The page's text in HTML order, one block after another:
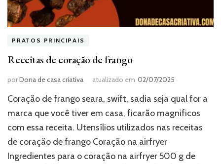
PRATOS PRINCIPAIS
Receitas de coração de frango
porDona de casa criativa atualizado em 02/07/2025
Coração de frango seara, swift, sadia seja qual for a
marca que você tiver em casa, ficarão magnificos
com essa receita. Utensílios utilizados nas receitas
de coração de frango Coração na airfryer
Ingredientes para o coração na airfryer 500 g de